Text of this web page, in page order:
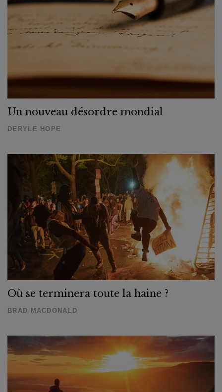
Un nouveau désordre mondial
DERYLE HOPE
Où se terminera toute la haine ?
BRAD MACDONALD